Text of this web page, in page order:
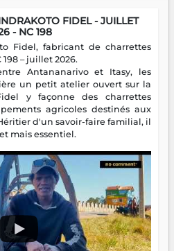
FIDEL - JUILLET
- NC 198
Fidel, fabricant de charrettes
– juillet 2026.
Antananarivo et Itasy, les
un petit atelier ouvert sur la
y façonne des charrettes
agricoles destinés aux
d'un savoir-faire familial, il
mais essentiel.